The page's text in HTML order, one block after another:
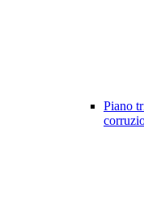
Piano